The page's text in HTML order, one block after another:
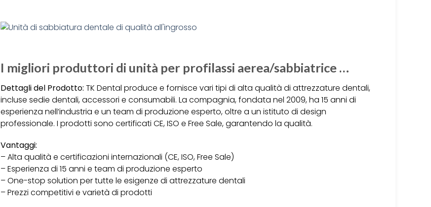
I migliori produttori di unità per profilassi aerea/sabbiatrice …
Dettagli del Prodotto: TK Dental produce e fornisce vari tipi di alta qualità di attrezzature dentali,
incluse sedie dentali, accessori e consumabili. La compagnia, fondata nel 2009, ha 15 anni di
esperienza nell’industria e un team di produzione esperto, oltre a un istituto di design
professionale. I prodotti sono certificati CE, ISO e Free Sale, garantendo la qualità.
Vantaggi:
– Alta qualità e certificazioni internazionali (CE, ISO, Free Sale)
– Esperienza di 15 anni e team di produzione esperto
– One-stop solution per tutte le esigenze di attrezzature dentali
– Prezzi competitivi e varietà di prodotti